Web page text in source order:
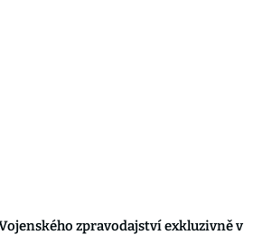
zpravodajství exkluzivně v